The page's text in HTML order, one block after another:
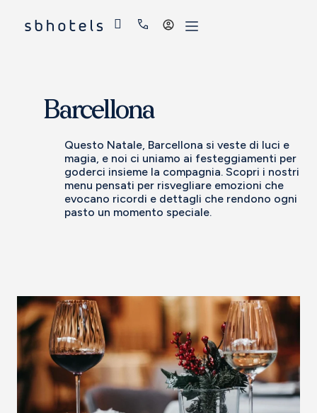
Accedi
Barcellona
Questo Natale, Barcellona si veste di luci e
magia, e noi ci uniamo ai festeggiamenti per
goderci insieme la compagnia. Scopri i nostri
menu pensati per risvegliare emozioni che
evocano ricordi e dettagli che rendono ogni
pasto un momento speciale.